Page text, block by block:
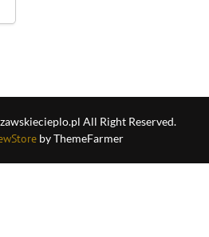
All Right Reserved.
by ThemeFarmer